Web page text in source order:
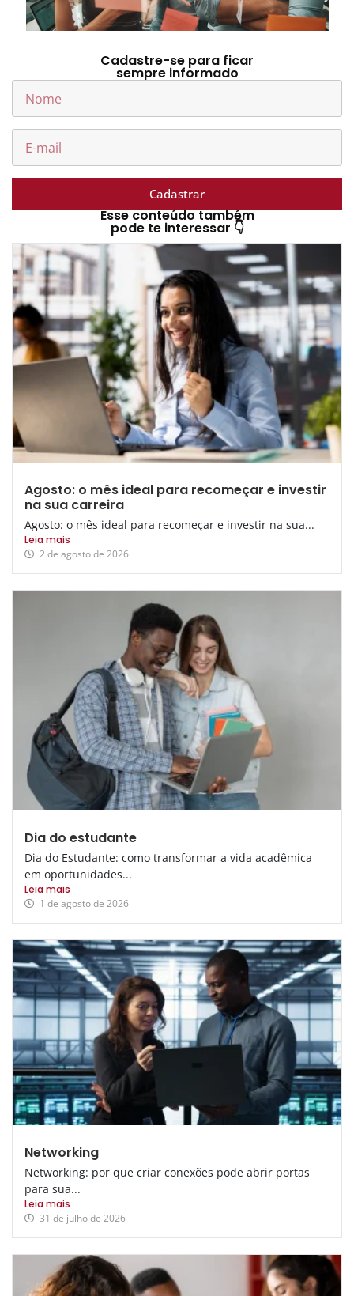
Cadastre-se para ficar
sempre informado
Cadastrar
Esse conteúdo também
pode te interessar 👇
Agosto: o mês ideal para recomeçar e investir
na sua carreira
Agosto: o mês ideal para recomeçar e investir na sua...
Leia mais
2 de agosto de 2026
Dia do estudante
Dia do Estudante: como transformar a vida acadêmica
em oportunidades...
Leia mais
1 de agosto de 2026
Networking
Networking: por que criar conexões pode abrir portas
para sua...
Leia mais
31 de julho de 2026